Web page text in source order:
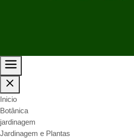
Inicio
Botânica
jardinagem
Jardinagem e Plantas